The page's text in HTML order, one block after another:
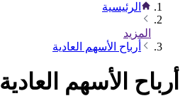
الرئيسية
المزيد
أرباح الأسهم العادية
أرباح الأسهم العادية